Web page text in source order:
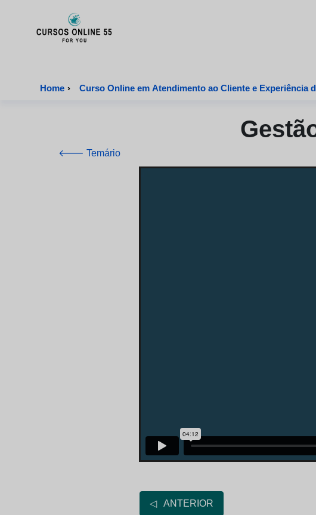
Home › Curso Online em Atendimento ao Cliente e Experiência
🡐 Temário
◁ ANTERIOR